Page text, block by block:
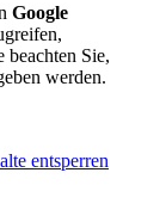
Google
Sie,
werden.
entsperren